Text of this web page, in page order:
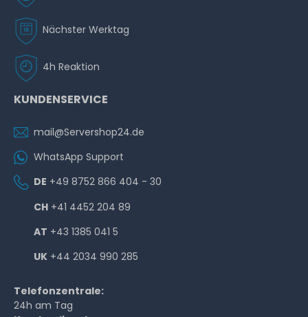
Nächster Werktag
4h Reaktion
KUNDENSERVICE
mail@Servershop24.de
WhatsApp Support
DE +49 8752 866 404 - 30
CH +41 4452 204 89
AT +43 1385 041 5
UK +44 2034 990 285
Telefonzentrale:
24h am Tag